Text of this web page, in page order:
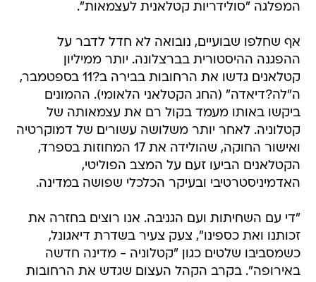
אף שחלפו שבועיים, נובואה לא חדל לדבר על
קטלאנים גדשו את הרחובות בבירה ב?11 בספטמבר,
ה"לה?דיאדה" (החג הקטלאני הלאומי). ההמונים
ביקשו באותו מעמד בקול רם את עצמאותה של
קטלוניה. לאחר יותר משלושה עשורים של דמוקרטיה
ואישור החוקה, שהולידה את 17 המחוזות בספרד,
הקטלאנים הביעו זעם על המצב הפוליטי,
האדמיניסטרטיבי ובעיקר הכלכלי שפושה במדינה.
"די עם השחיתות ועם הגניבה. אנו רוצים בחזרה את
כשמסביבו שלטים כגון "קטלוניה - מדינה חדשה
באירופה". בקרב הקהל העצום שגדש את הרחובות
התנוססו רק שני סוגי דגלים - דגל קטלוניה
וה"אסטלדה", דגל שעליו סמל הקורא לעצמאות. עם